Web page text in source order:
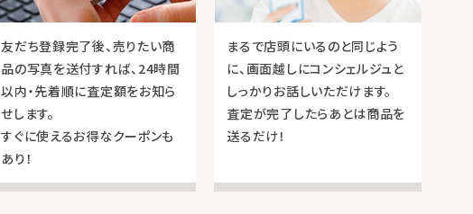
友だち登録完了後、売りたい商
品の写真を送付すれば、24時間
以内・先着順に査定額をお知ら
せします。
すぐに使えるお得なクーポンも
あり！
まるで店頭にいるのと同じよう
に、画面越しにコンシェルジュと
しっかりお話しいただけます。
査定が完了したらあとは商品を
送るだけ！